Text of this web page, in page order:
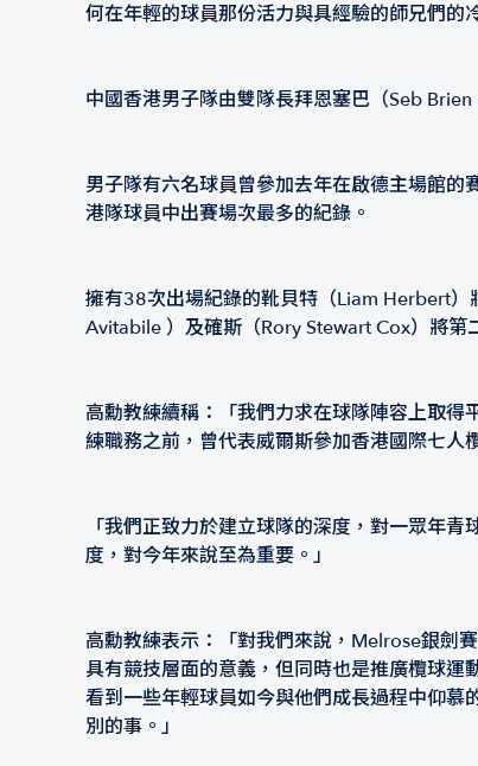
何在年輕的球員那份活力與具經驗的師兄們的
中國香港男子隊由雙隊長拜恩塞巴（Seb
男子隊有六名球員曾參加去年在啟德主場館
港隊球員中出賽場次最多的紀錄。
擁有38次出場紀錄的靴貝特（Liam Herbert
Avitabile ）及確斯（Rory Stewart Cox）將第
高勳教練續稱：「我們力求在球隊陣容上取
練職務之前，曾代表威爾斯參加香港國際七人
「我們正致力於建立球隊的深度，對一眾年
度，對今年來說至為重要。」
高勳教練表示：「對我們來說，Melrose銀劍
具有競技層面的意義，但同時也是推廣欖球運
看到一些年輕球員如今與他們成長過程中仰
別的事。」